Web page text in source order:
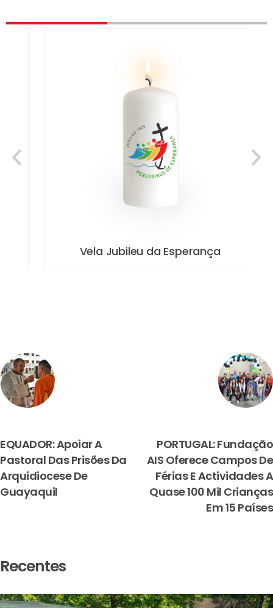
Vela Jubileu da Esperança
EQUADOR: Apoiar A
Pastoral Das Prisões Da
Arquidiocese De
Guayaquil
PORTUGAL: Fundação
AIS Oferece Campos De
Férias E Actividades A
Quase 100 Mil Crianças
Em 15 Países
Recentes